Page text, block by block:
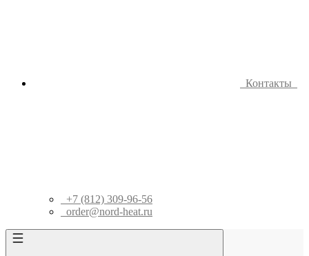
Контакты
+7 (812) 309-96-56
order@nord-heat.ru